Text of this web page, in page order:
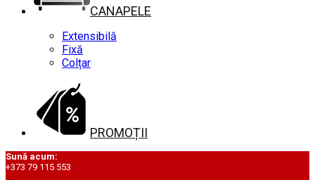
CANAPELE
Extensibilă
Fixă
Colțar
PROMOȚII
Sună acum:
+373 79 115 553